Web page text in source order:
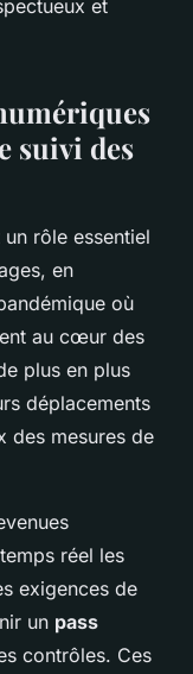
et
suivi des
un rôle essentiel
en
où
au cœur des
plus en plus
déplacements
des mesures de
réel les
exigences de
un pass
contrôles. Ces